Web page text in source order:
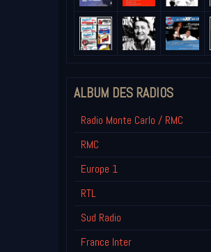
ALBUM DES RADIOS
Radio Monte Carlo / RMC
RMC
Europe 1
RTL
Sud Radio
France Inter